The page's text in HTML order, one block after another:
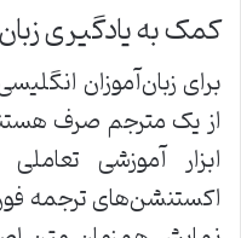
کمک به یادگیری
برای زبان‌آموزان
از یک مترجم صرف
ابزار آموزشی
اکستنشن‌های ترجمه